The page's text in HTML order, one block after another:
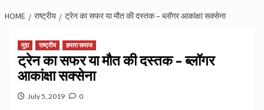
HOME राष्ट्रीय ट्रेन का सफर या मौत की दस्तक – ब्लॉगर आकांक्षा सक्सेना
मुद्दा राष्ट्रीय हमारा समाज
ट्रेन का सफर या मौत की दस्तक – ब्लॉगर
आकांक्षा सक्सेना
July 5, 2019 0